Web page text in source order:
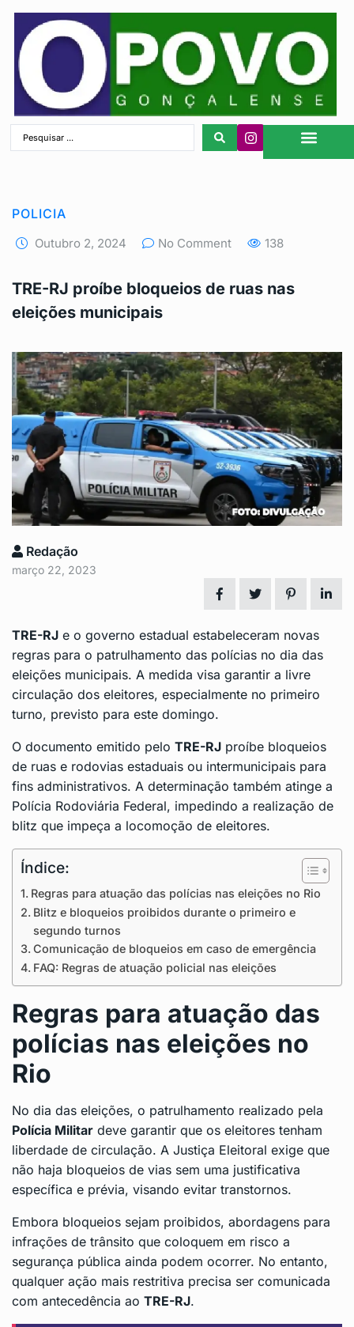
POLICIA
Outubro 2, 2024 No Comment 138
TRE-RJ proíbe bloqueios de ruas nas
eleições municipais
Redação
março 22, 2023
TRE-RJ e o governo estadual estabeleceram novas
regras para o patrulhamento das polícias no dia das
eleições municipais. A medida visa garantir a livre
circulação dos eleitores, especialmente no primeiro
turno, previsto para este domingo.
O documento emitido pelo TRE-RJ proíbe bloqueios
de ruas e rodovias estaduais ou intermunicipais para
fins administrativos. A determinação também atinge a
Polícia Rodoviária Federal, impedindo a realização de
blitz que impeça a locomoção de eleitores.
Índice:
Regras para atuação das polícias nas eleições no Rio
Blitz e bloqueios proibidos durante o primeiro e
segundo turnos
Comunicação de bloqueios em caso de emergência
FAQ: Regras de atuação policial nas eleições
Regras para atuação das
polícias nas eleições no
Rio
No dia das eleições, o patrulhamento realizado pela
Polícia Militar deve garantir que os eleitores tenham
liberdade de circulação. A Justiça Eleitoral exige que
não haja bloqueios de vias sem uma justificativa
específica e prévia, visando evitar transtornos.
Embora bloqueios sejam proibidos, abordagens para
infrações de trânsito que coloquem em risco a
segurança pública ainda podem ocorrer. No entanto,
qualquer ação mais restritiva precisa ser comunicada
com antecedência ao TRE-RJ.